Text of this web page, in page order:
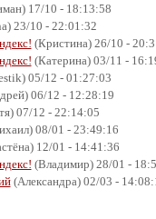
17/10 - 18:13:58
23/10 - 22:01:32
(Кристина) 26/10 -
(Катерина) 03/11 -
05/12 - 01:27:03
06/12 - 12:28:19
07/12 - 22:14:05
08/01 - 23:49:16
12/01 - 14:41:36
(Владимир) 28/01 -
(Александра) 02/03 -